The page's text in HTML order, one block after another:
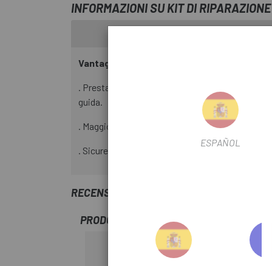
INFORMAZIONI SU KIT DI
Vantaggi:
. Prestazioni ottimali: sostituendo le parti
guida.
. Maggiore durata: una manutenzione regolare
. Sicurezza: una forcella in buone condizioni è
RECENSIONI TRUSTED SHOPS
PRODOTTI SIMILI
ESPAÑOL